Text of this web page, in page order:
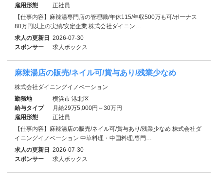
雇用形態
正社員
【仕事内容】麻辣湯専門店の管理職/年休115/年収500万も可/ボーナス
80万円以上の実績/安定企業 株式会社ダイニン…
求人の更新日 2026-07-30
スポンサー
求人ボックス
麻辣湯店の販売/ネイル可/賞与あり/残業少なめ
株式会社ダイニングイノベーション
勤務地
横浜市 港北区
給与タイプ
月給29万5,000円～30万円
雇用形態
正社員
【仕事内容】麻辣湯店の販売/ネイル可/賞与あり/残業少なめ 株式会社ダ
イニングイノベーション 中華料理・中国料理,専門…
求人の更新日 2026-07-30
スポンサー
求人ボックス